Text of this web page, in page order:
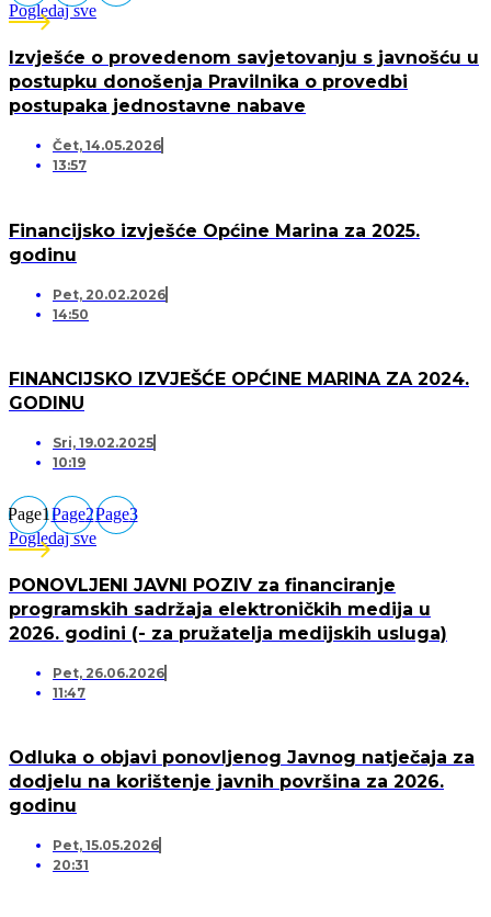
Pogledaj sve
Izvješće o provedenom savjetovanju s javnošću u
postupku donošenja Pravilnika o provedbi
postupaka jednostavne nabave
Čet, 14.05.2026
13:57
Financijsko izvješće Općine Marina za 2025.
godinu
Pet, 20.02.2026
14:50
FINANCIJSKO IZVJEŠĆE OPĆINE MARINA ZA 2024.
GODINU
Sri, 19.02.2025
10:19
Page1Page2Page3
Pogledaj sve
PONOVLJENI JAVNI POZIV za financiranje
programskih sadržaja elektroničkih medija u
2026. godini (- za pružatelja medijskih usluga)
Pet, 26.06.2026
11:47
Odluka o objavi ponovljenog Javnog natječaja za
dodjelu na korištenje javnih površina za 2026.
godinu
Pet, 15.05.2026
20:31